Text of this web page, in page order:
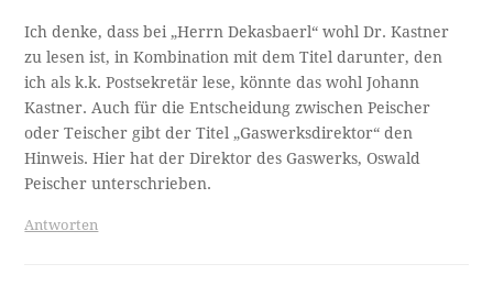
Ich denke, dass bei „Herrn Dekasbaerl“ wohl Dr. Kastner
zu lesen ist, in Kombination mit dem Titel darunter, den
ich als k.k. Postsekretär lese, könnte das wohl Johann
Kastner. Auch für die Entscheidung zwischen Peischer
oder Teischer gibt der Titel „Gaswerksdirektor“ den
Hinweis. Hier hat der Direktor des Gaswerks, Oswald
Peischer unterschrieben.
Antworten